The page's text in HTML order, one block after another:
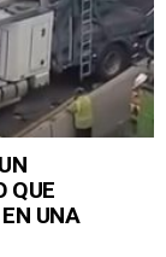
QUE
UNA